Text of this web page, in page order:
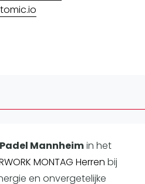
Mannheimin het
MONTAG Herren bij
en onvergetelijke